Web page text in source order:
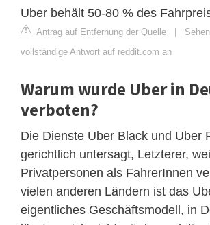
Uber behält 50-80 % des
Antrag auf Entfernung der Quelle |
vollständige Antwort auf reddit.com an
Warum wurde Uber in
verboten?
Die Dienste Uber Black und Uber
gerichtlich untersagt, Letzterer,
Privatpersonen als FahrerInnen
vielen anderen Ländern ist das
eigentliches Geschäftsmodell, in